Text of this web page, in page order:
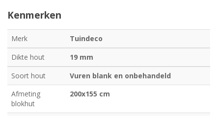
Kenmerken
Merk
Tuindeco
Dikte hout
19 mm
Soort hout
Vuren blank en onbehandeld
Afmeting
blokhut
200x155 cm